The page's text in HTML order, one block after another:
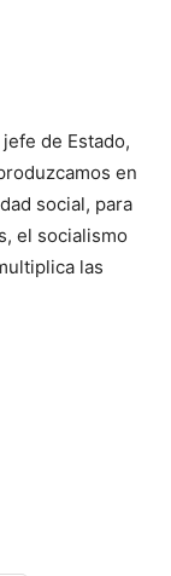
de Estado,
en
social, para
el socialismo
las